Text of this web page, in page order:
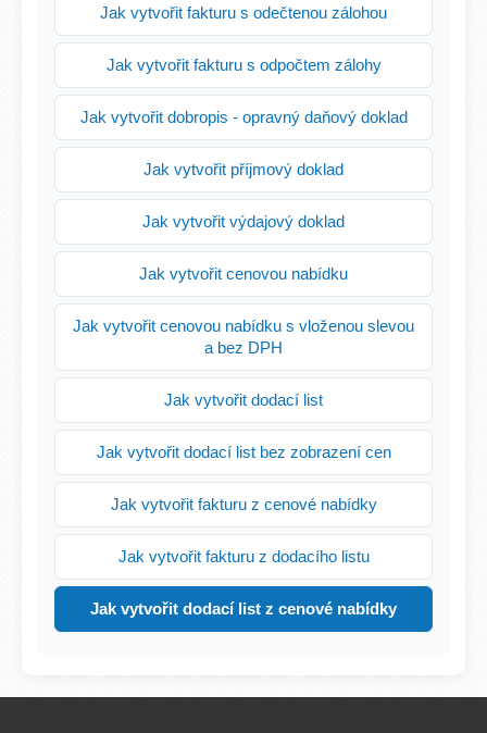
Jak vytvořit fakturu s odečtenou zálohou
Jak vytvořit fakturu s odpočtem zálohy
Jak vytvořit dobropis - opravný daňový doklad
Jak vytvořit příjmový doklad
Jak vytvořit výdajový doklad
Jak vytvořit cenovou nabídku
Jak vytvořit cenovou nabídku s vloženou slevou
a bez DPH
Jak vytvořit dodací list
Jak vytvořit dodací list bez zobrazení cen
Jak vytvořit fakturu z cenové nabídky
Jak vytvořit fakturu z dodacího listu
Jak vytvořit dodací list z cenové nabídky